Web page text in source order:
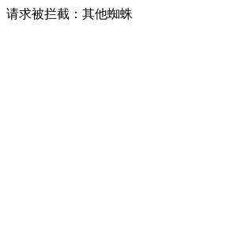
请求被拦截：其他蜘蛛